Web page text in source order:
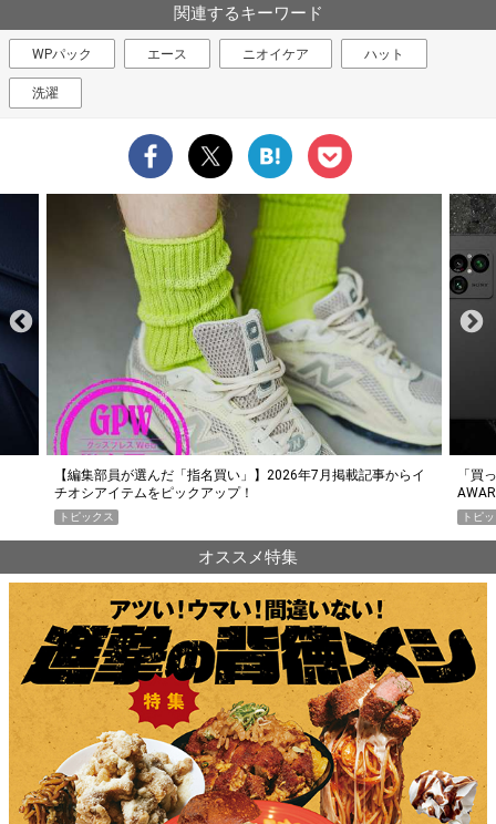
関連するキーワード
WPパック エース ニオイケア ハット
洗濯
「買って損なし」の極上スマホ5選【GoodsPress 2026上半期
AWARD】
トピックス
薄着
PR
オススメ特集